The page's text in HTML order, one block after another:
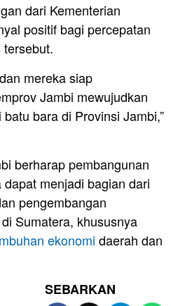
dari Kementerian
positif bagi percepatan
mereka siap
Jambi mewujudkan
bara di Provinsi Jambi,”
berharap pembangunan
menjadi bagian dari
pengembangan
Sumatera, khususnya
ekonomi daerah dan
SEBARKAN